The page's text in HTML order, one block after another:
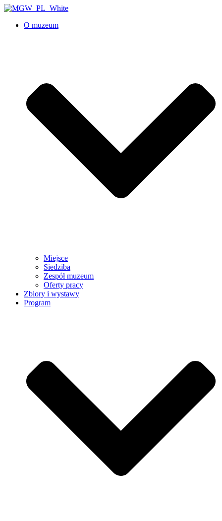
O muzeum
Miejsce
Siedziba
Zespół muzeum
Oferty pracy
Zbiory i wystawy
Program